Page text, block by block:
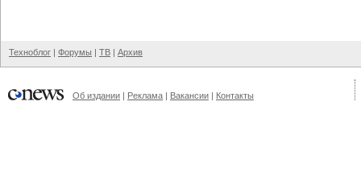
Техноблог | Форумы | ТВ | Архив
Об издании | Реклама | Вакансии | Контакты